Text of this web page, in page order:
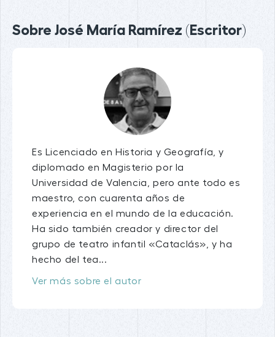
Sobre José María Ramírez (Escritor)
Es Licenciado en Historia y Geografía, y
diplomado en Magisterio por la
Universidad de Valencia, pero ante todo es
maestro, con cuarenta años de
experiencia en el mundo de la educación.
Ha sido también creador y director del
grupo de teatro infantil «Cataclás», y ha
hecho del tea...
Ver más sobre el autor